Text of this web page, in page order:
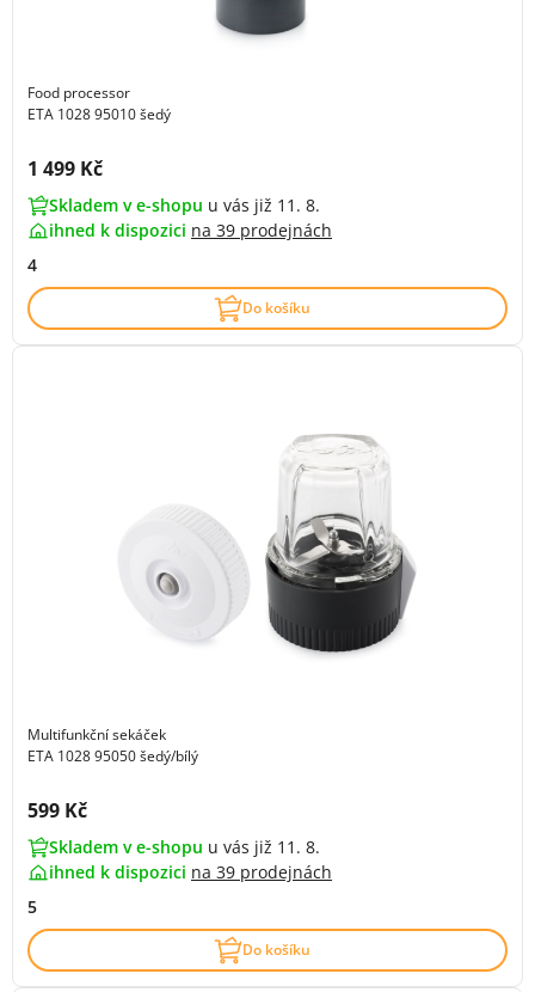
Food processor
ETA 1028 95010 šedý
Cena s DPH:
1 499 Kč
Skladem v e-shopu u vás již 11. 8.
ihned k dispozici na 39 prodejnách
4
Do košíku
Multifunkční sekáček
ETA 1028 95050 šedý/bílý
Cena s DPH:
599 Kč
Skladem v e-shopu u vás již 11. 8.
ihned k dispozici na 39 prodejnách
5
Do košíku